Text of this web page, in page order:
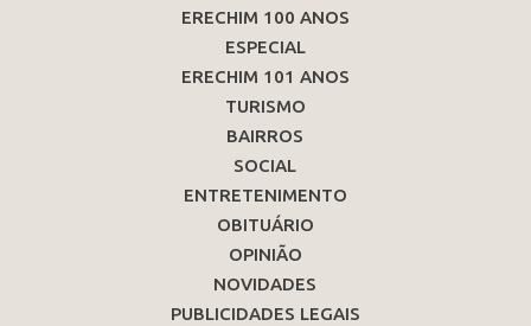
ERECHIM 100 ANOS
ESPECIAL
ERECHIM 101 ANOS
TURISMO
BAIRROS
SOCIAL
ENTRETENIMENTO
OBITUÁRIO
OPINIÃO
NOVIDADES
PUBLICIDADES LEGAIS